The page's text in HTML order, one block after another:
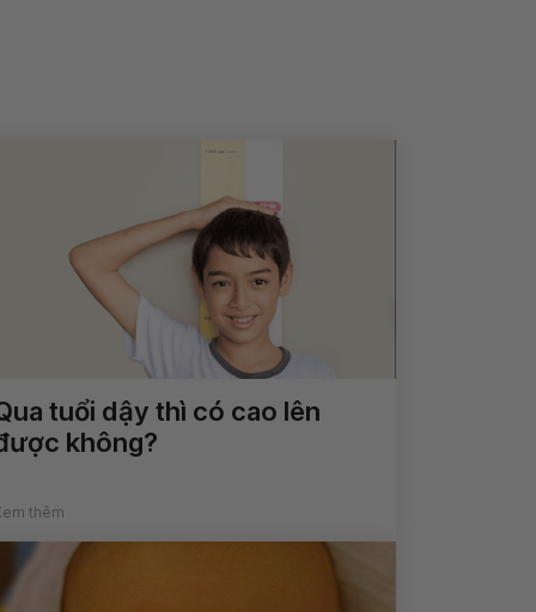
tuổi dậy thì có cao lên
không?
thêm